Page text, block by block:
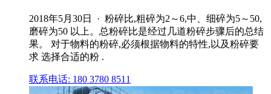
2018年5月30日 · 粉碎比,粗碎为2～6,中、细碎为5～50,
磨碎为50 以上。总粉碎比是经过几道粉碎步骤后的总结
果。 对于物料的粉碎,必须根据物料的特性,以及粉碎要
求 选择合适的粉 .
联系电话: 180 3780 8511